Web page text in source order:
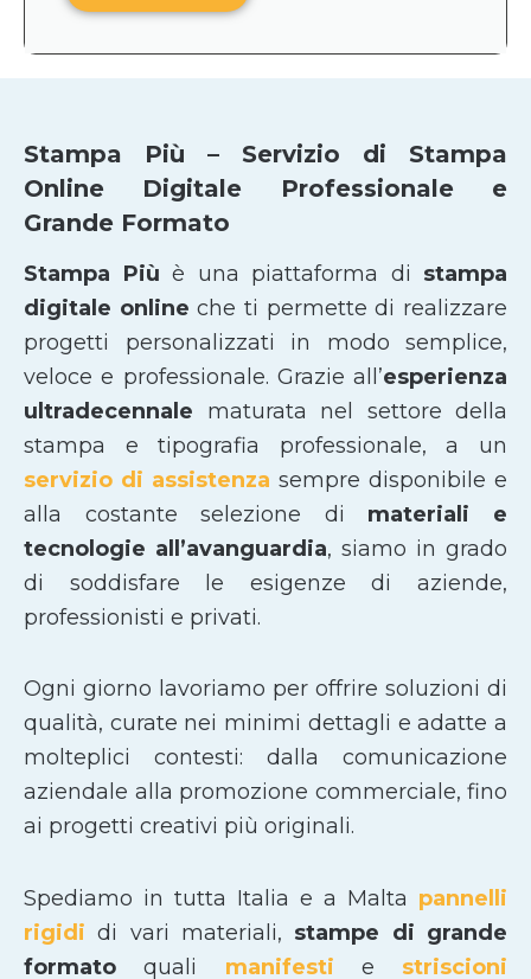
Stampa Più – Servizio di Stampa
Online Digitale Professionale e
Grande Formato
Stampa Più è una piattaforma di stampa
digitale online che ti permette di realizzare
progetti personalizzati in modo semplice,
veloce e professionale. Grazie all’esperienza
ultradecennale maturata nel settore della
stampa e tipografia professionale, a un
servizio di assistenza sempre disponibile e
alla costante selezione di materiali e
tecnologie all’avanguardia, siamo in grado
di soddisfare le esigenze di aziende,
professionisti e privati.
Ogni giorno lavoriamo per offrire soluzioni di
qualità, curate nei minimi dettagli e adatte a
molteplici contesti: dalla comunicazione
aziendale alla promozione commerciale, fino
ai progetti creativi più originali.
Spediamo in tutta Italia e a Malta pannelli
rigididi vari materiali, stampe di grande
formatoquali manifesti e striscioni